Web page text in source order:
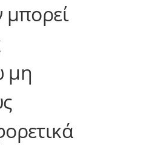
μπορεί
μη